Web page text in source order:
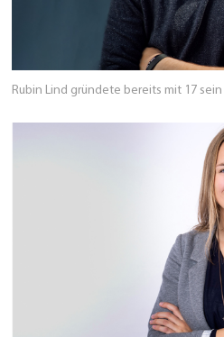
Rubin Lind gründete bereits mit 17 sein